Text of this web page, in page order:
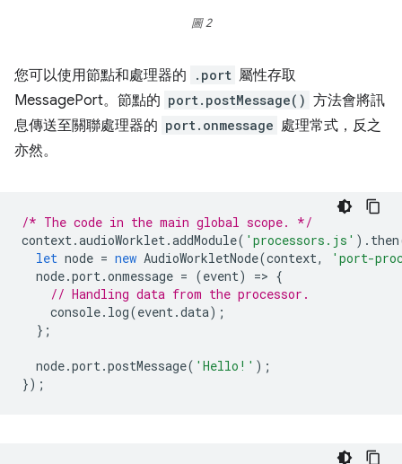
圖 2
您可以使用節點和處理器的 .port 屬性存取
MessagePort。節點的 port.postMessage() 方法會將訊
息傳送至關聯處理器的 port.onmessage 處理常式，反之
亦然。
/* The code in the main global scope. */
context.audioWorklet.addModule( 'processors.js' ). then
let node = new AudioWorkletNode(context,
'port-
node.port.onmessage = (event) => {
// Handling data from the processor.
console. log(event.data);
};
node.port.postMessage( 'Hello!' );
});